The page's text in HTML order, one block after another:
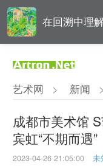
在回溯中理
破界与归真
张瀚文：以
界
OCAT上海馆
态的十年
艺术网 > 新闻 >
成都市美术馆
宾虹“不期而遇”
2023-04-26 21:05:00 未